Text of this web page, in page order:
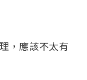
，應該不太有